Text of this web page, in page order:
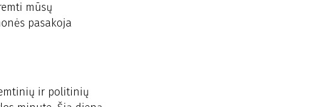
mūsų
pasakoja
ir politinių